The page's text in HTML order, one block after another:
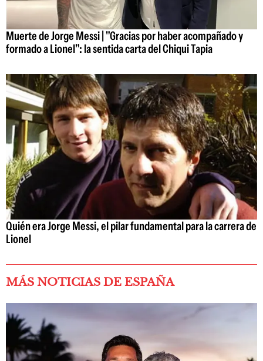
Muerte de Jorge Messi | "Gracias por haber acompañado y
formado a Lionel": la sentida carta del Chiqui Tapia
Quién era Jorge Messi, el pilar fundamental para la carrera de
Lionel
MÁS NOTICIAS DE ESPAÑA